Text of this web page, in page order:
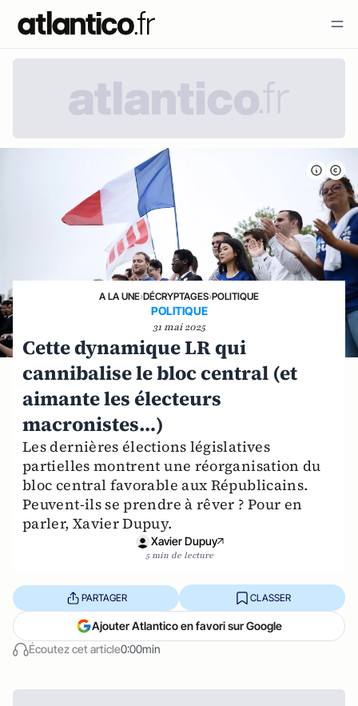
A LA UNE›DÉCRYPTAGES›POLITIQUE
POLITIQUE
31 mai 2025
Cette dynamique LR qui
cannibalise le bloc central (et
aimante les électeurs
macronistes…)
Les dernières élections législatives
partielles montrent une réorganisation du
bloc central favorable aux Républicains.
Peuvent-ils se prendre à rêver ? Pour en
parler, Xavier Dupuy.
Xavier Dupuy
5 min de lecture
Écoutez cet article0:00min
PARTAGER CLASSER
Ajouter Atlantico en favori sur Google